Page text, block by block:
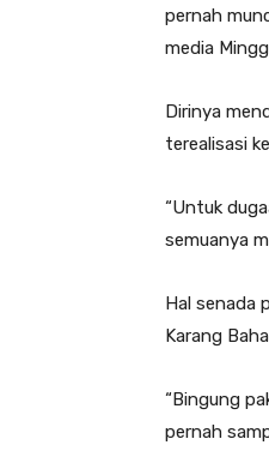
pernah
media
Dirinya
terealisasi
“Untuk
semuanya
Hal senada
Karang
“Bingung
pernah